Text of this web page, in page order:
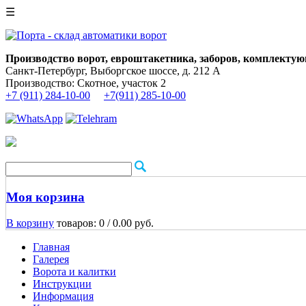
☰
Производство ворот, евроштакетника, заборов,
Санкт-Петербург, Выборгское шоссе, д. 212 А
Производство: Скотное, участок 2
+7 (911) 284-10-00
+7(911) 285-10-00
Моя корзина
В корзину товаров: 0 /0.00 руб.
Главная
Галерея
Ворота и калитки
Инструкции
Информация